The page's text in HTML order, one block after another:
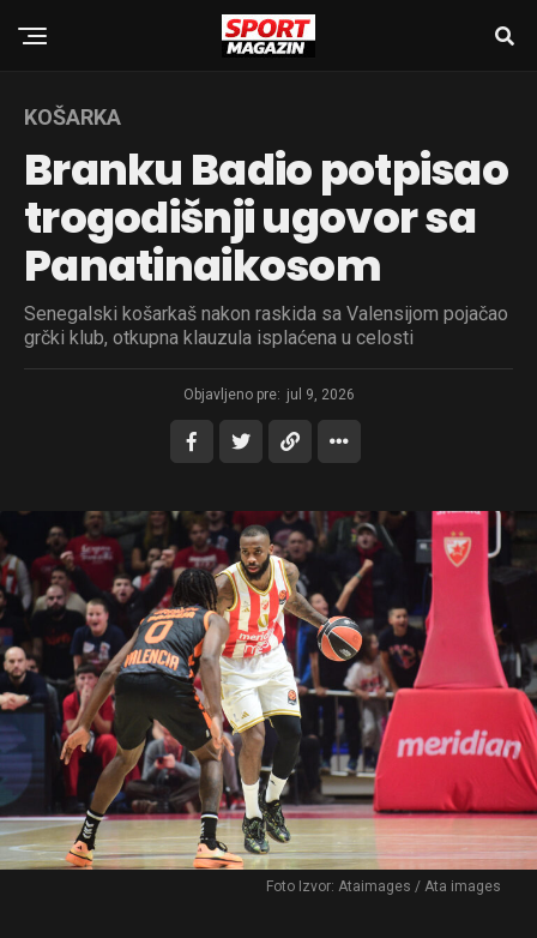
KOŠARKA
Branku Badio potpisao
trogodišnji ugovor sa
Panatinaikosom
Senegalski košarkaš nakon raskida sa Valensijom pojačao
grčki klub, otkupna klauzula isplaćena u celosti
Objavljeno pre: jul 9, 2026
Foto Izvor: Ataimages / Ata images